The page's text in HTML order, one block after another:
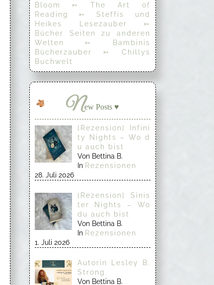
Bloom
➳ The Art of
Reading
➳ Steffis und
Heikes Lesezauber
➳
Bücher Seiten zu anderen
Welten
➳ Bambinis
Bücherzauber
➳ Chillys
Buchwelt
New Posts ♥
[Rezension] Infini
ty Nights – Wo d
u auch bist
Von Bettina B.
In Rezensionen
28. Juli 2026
[Rezension] Sinis
ter Nights – Wo
du auch bist
Von Bettina B.
In Rezensionen
1. Juli 2026
Autorin Lesley B.
Strong
Von Bettina B.